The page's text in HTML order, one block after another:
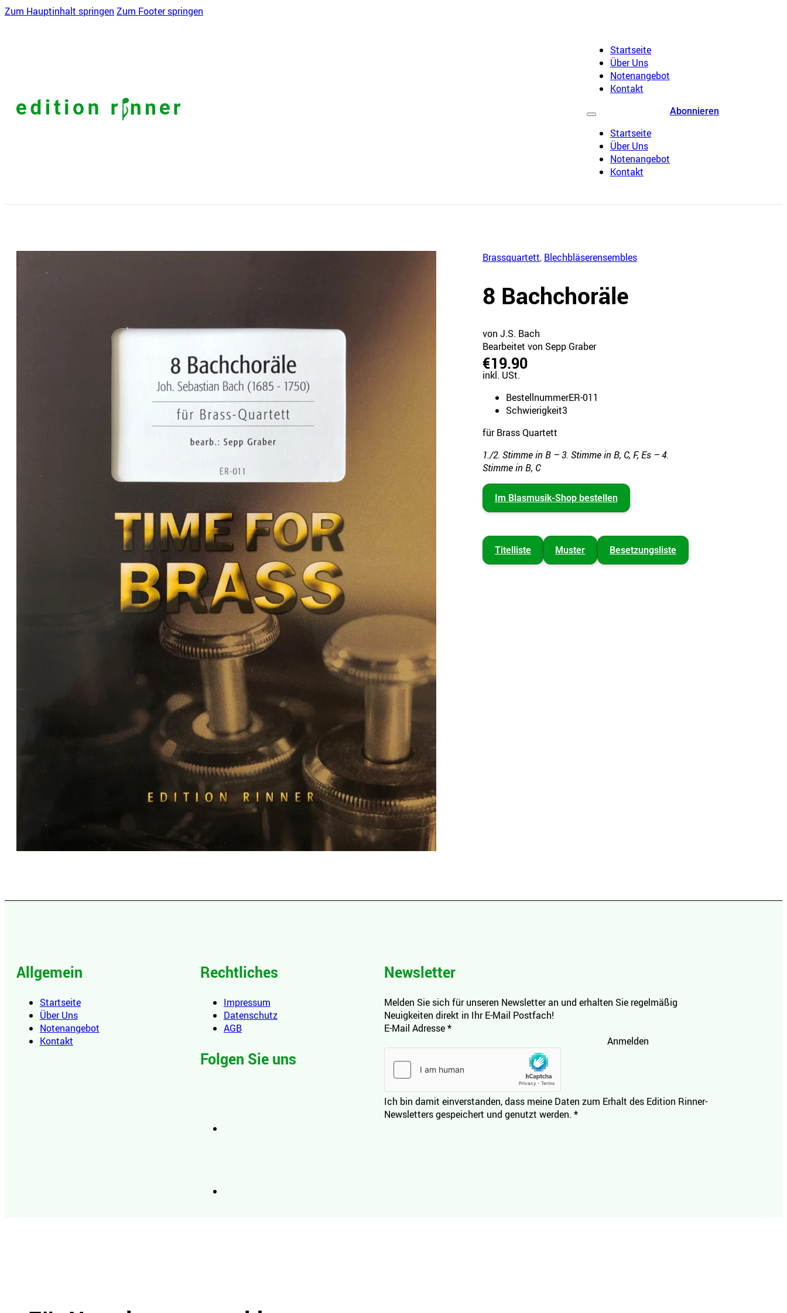
Zum Hauptinhalt springen Zum Footer springen
Startseite
Über Uns
Notenangebot
Kontakt
Startseite
Über Uns
Notenangebot
Kontakt
Abonnieren
Brassquartett, Blechbläserensembles
8 Bachchoräle
von J.S. Bach
Bearbeitet von Sepp Graber
€19.90
inkl. USt.
BestellnummerER-011
Schwierigkeit3
für Brass Quartett
1./2. Stimme in B – 3. Stimme in B, C, F, Es – 4.
Stimme in B, C
Im Blasmusik-Shop bestellen
Titelliste Muster Besetzungsliste
Allgemein
Startseite
Über Uns
Notenangebot
Kontakt
Rechtliches
Impressum
Datenschutz
AGB
Folgen Sie uns
Newsletter
Melden Sie sich für unseren Newsletter an und erhalten Sie regelmäßig
Neuigkeiten direkt in Ihr E-Mail Postfach!
E-Mail Adresse*
Anmelden
Ich bin damit einverstanden, dass meine Daten zum Erhalt des Edition Rinner-
Newsletters gespeichert und genutzt werden. *